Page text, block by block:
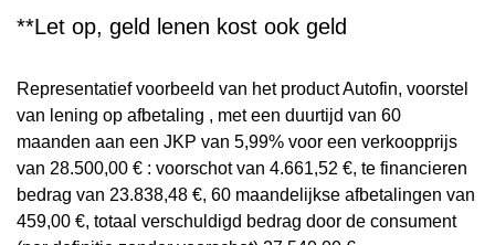
**Let op, geld lenen kost ook geld
Representatief voorbeeld van het product Autofin, voorstel
van lening op afbetaling , met een duurtijd van 60
maanden aan een JKP van 5,99% voor een verkoopprijs
van 28.500,00 € : voorschot van 4.661,52 €, te financieren
bedrag van 23.838,48 €, 60 maandelijkse afbetalingen van
459,00 €, totaal verschuldigd bedrag door de consument